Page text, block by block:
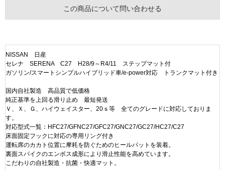
この商品について問い合わせる
NISSAN 日産
セレナ SERENA C27 H28/9～R4/11 ステップマット付
ガソリン/スマートシンプルハイブリッド車/e-power対応 トランクマット付き
国内自社製造 高品質で低価格
純正基準を上回る滑り止め 最短発送
Ｖ、Ｘ、Ｇ、ハイウェイスター、20ｓ等 全てのグレードに対応しておりま
す。
対応型式一覧：HFC27/GFNC27/GFC27/GNC27/GC27/HC27/C27
床面固定フックに対応の専用リング付き
運転席のカカト位置に摩耗を防ぐためのヒールパットを装着。
裏面スパイクのエンボス成形により滑止性能を高めています。
こだわりの自社製造・抗菌・快適マット。